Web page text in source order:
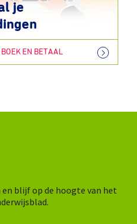
je
EN BETAAL
en blijf op de hoogte van het